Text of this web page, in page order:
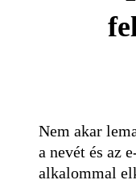
Nem akar
a nevét és az
alkalommal